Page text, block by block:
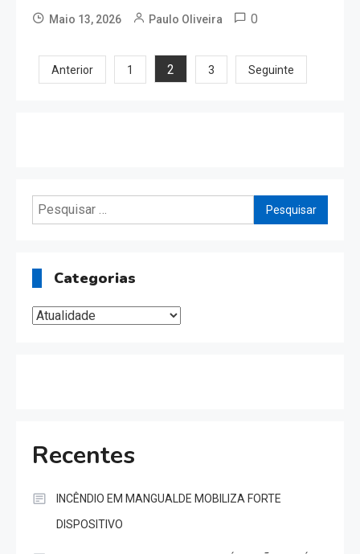
Maio 13, 2026 Paulo Oliveira 0
Paginação
Anterior 1 2 3 Seguinte
Pesquisar
por:
Categorias
Categorias
Recentes
INCÊNDIO EM MANGUALDE MOBILIZA FORTE
DISPOSITIVO